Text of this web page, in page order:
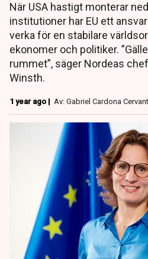
När USA hastigt monterar
institutioner har EU ett
verka för en stabilare
ekonomer och politiker.
rummet”, säger Nordeas
Winsth.
1 year ago | Av: Gabriel Cardona